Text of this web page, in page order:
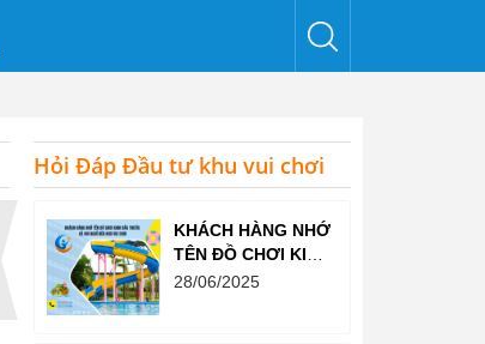
Hỏi Đáp Đầu tư khu vui chơi
KHÁCH HÀNG NHỚ
TÊN ĐỒ CHƠI KINH
BẮC TRƯỚC CẢ
28/06/2025